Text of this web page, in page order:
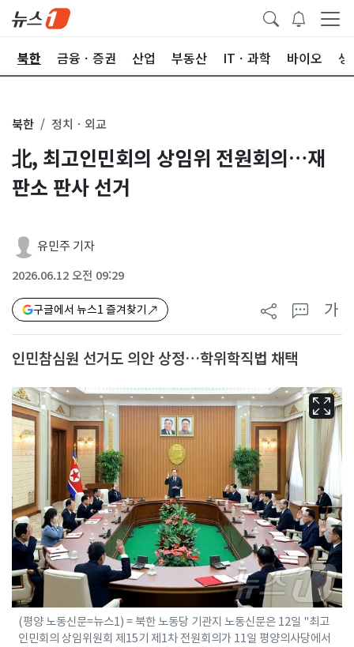
북한 금융ㆍ증권 산업 부동산 ITㆍ과학 바이오 생
북한 정치ㆍ외교
北, 최고인민회의 상임위 전원회의…재
판소 판사 선거
유민주 기자
2026.06.12 오전 09:29
구글에서 뉴스1 즐겨찾기 가
인민참심원 선거도 의안 상정…학위학직법 채택
(평양 노동신문=뉴스1) = 북한 노동당 기관지 노동신문은 12일 "최고
인민회의 상임위원회 제15기 제1차 전원회의가 11일 평양의사당에서